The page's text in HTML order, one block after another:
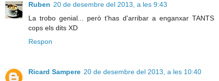
Ruben 20 de desembre del 2013, a les 9:43
La trobo genial... però t'has d'arribar a enganxar TANTS
cops els dits XD
Respon
Ricard Sampere 20 de desembre del 2013, a les 10:40